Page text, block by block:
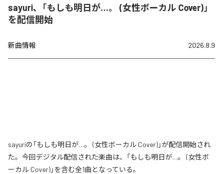
sayuri、「もしも明日が…。 (女性ボーカル Cover)」
を配信開始
新曲情報 2026.8.9
sayuriの「もしも明日が…。 (女性ボーカル Cover)」が配信開始され
た。今回デジタル配信された楽曲は、「もしも明日が…。 (女性ボ
ーカル Cover)」を含む全1曲となっている。